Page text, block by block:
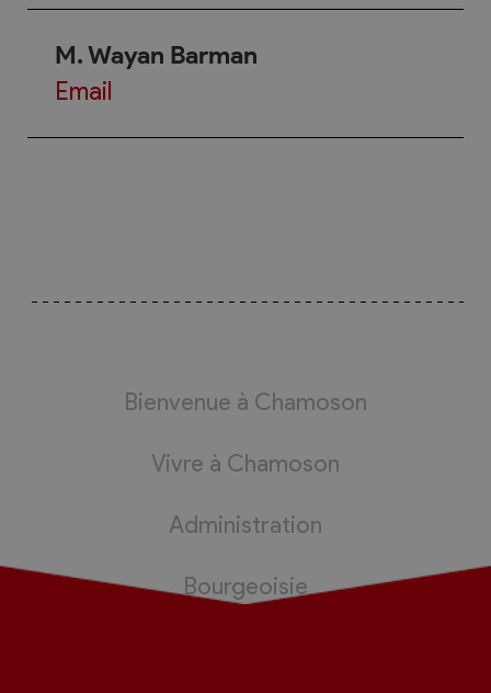
M. Wayan Barman
Email
Bienvenue à Chamoson
Vivre à Chamoson
Administration
Bourgeoisie